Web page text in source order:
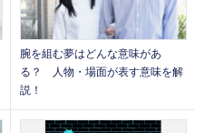
腕を組む夢はどんな意味があ
る？ 人物・場面が表す意味を解
説！